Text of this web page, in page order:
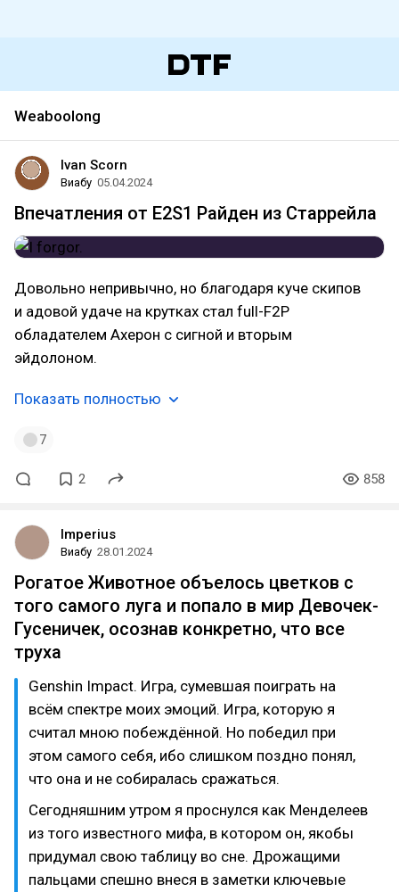
Weaboolong
Ivan Scorn
Виабу 05.04.2024
Впечатления от E2S1 Райден из Старрейла
Довольно непривычно, но благодаря куче скипов
и адовой удаче на крутках стал full-F2P
обладателем Ахерон с сигной и вторым
эйдолоном.
Показать полностью
7
2 858
Imperius
Виабу 28.01.2024
Рогатое Животное объелось цветков с
того самого луга и попало в мир Девочек-
Гусеничек, осознав конкретно, что все
труха
Genshin Impact. Игра, сумевшая поиграть на
всём спектре моих эмоций. Игра, которую я
считал мною побеждённой. Но победил при
этом самого себя, ибо слишком поздно понял,
что она и не собиралась сражаться.
Сегодняшним утром я проснулся как Менделеев
из того известного мифа, в котором он, якобы
придумал свою таблицу во сне. Дрожащими
пальцами спешно внеся в заметки ключевые